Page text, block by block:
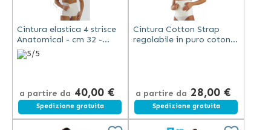
Cintura elastica 4 strisce
Anatomical - cm 32 -
Scudotex - Bianca (cod.
172)
5/5
a partire da 40,00 €
Spedizione gratuita
Cintura Cotton Strap
regolabile in puro cotone
a partire da 28,00 €
Spedizione gratuita